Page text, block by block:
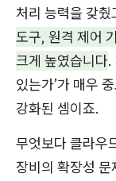
처리 능력을 갖췄
도구, 원격 제어
크게 높였습니다.
있는가’가 매우
강화된 셈이죠.
무엇보다 클라우
장비의 확장성